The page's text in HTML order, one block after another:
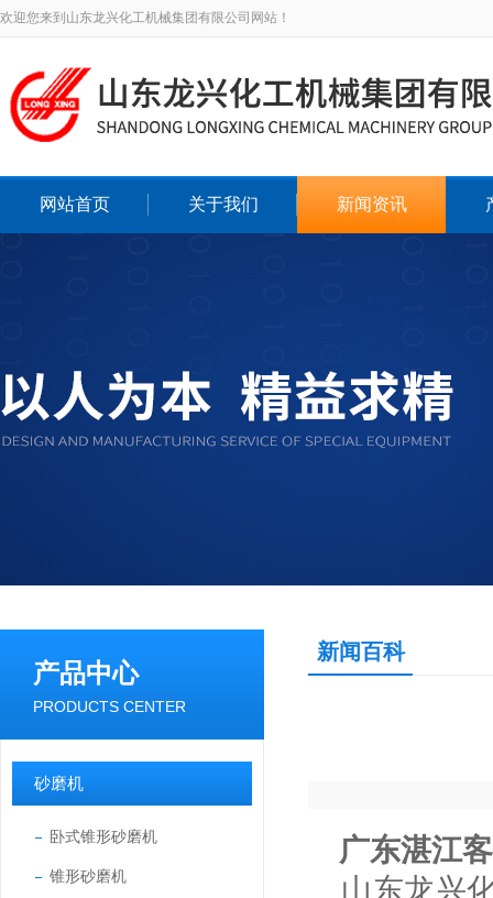
欢迎您来到山东龙兴化工机械集团有限公司网站！
网站首页 关于我们 新闻资讯
产品中心
PRODUCTS CENTER
砂磨机
卧式锥形砂磨机
锥形砂磨机
新闻百科
广东湛江
山东龙兴